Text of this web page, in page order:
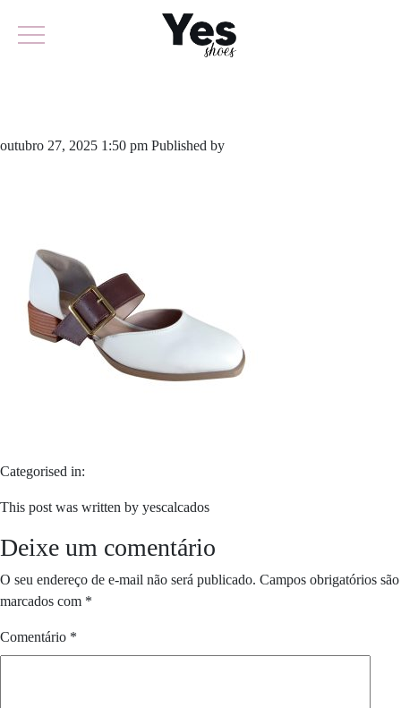
outubro 27, 2025 1:50 pm Published by
Categorised in:
This post was written by yescalcados
Deixe um comentário
O seu endereço de e-mail não será publicado. Campos obrigatórios são
marcados com *
Comentário *